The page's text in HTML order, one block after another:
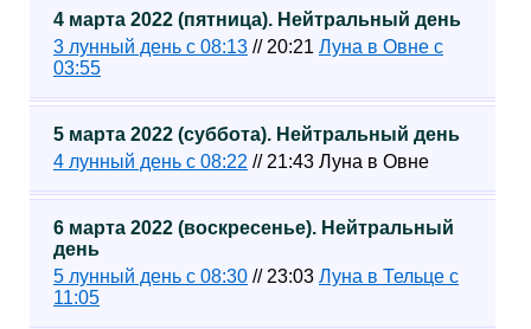
4 марта 2022 (пятница). Нейтральный день
3 лунный день с 08:13 // 20:21 Луна в Овне с
03:55
5 марта 2022 (суббота). Нейтральный день
4 лунный день с 08:22 // 21:43 Луна в Овне
6 марта 2022 (воскресенье). Нейтральный
день
5 лунный день с 08:30 // 23:03 Луна в Тельце с
11:05